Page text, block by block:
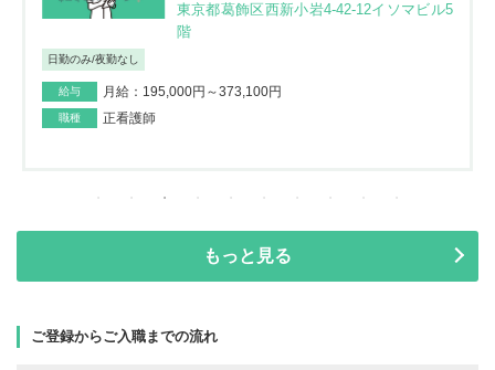
東京都葛飾区西新小岩4-42-12イソマビル5
階
日勤のみ/夜勤なし
給与 月給：195,000円～373,100円
職種 正看護師
もっと見る
ご登録からご入職までの流れ